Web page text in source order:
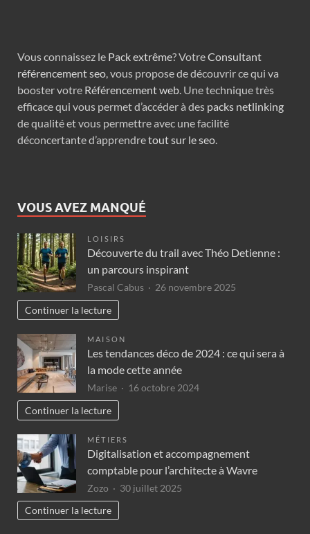
Vous connaissez le Pack extrême? VotreConsultant
référencement seo, vous propose de découvrir ce qui va
booster votre Référencement web. Une technique très
efficace qui vous permet d’accéder à des packs netlinking
de qualité et vous permettre avec une facilité
déconcertante d’apprendretout sur le seo.
VOUS AVEZ MANQUÉ
LOISIRS
Découverte du trail avec Théo Detienne :
un parcours inspirant
Pascal Cabus
26 novembre 2025
Continuer la lecture
MAISON
Les tendances déco de 2024 : ce qui sera à
la mode cette année
Marise
16 octobre 2024
Continuer la lecture
MÉTIERS
Digitalisation et accompagnement
comptable pour l’architecte à Wavre
Zozo
30 juillet 2025
Continuer la lecture